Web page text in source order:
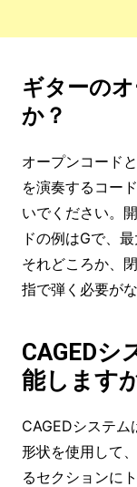
ギターの
か？
オープンコード
を演奏するコー
いでください。
ドの例はGで、
それどころか、
指で弾く必要が
CAGED
能します
CAGEDシステ
形状を使用して
るセクションに